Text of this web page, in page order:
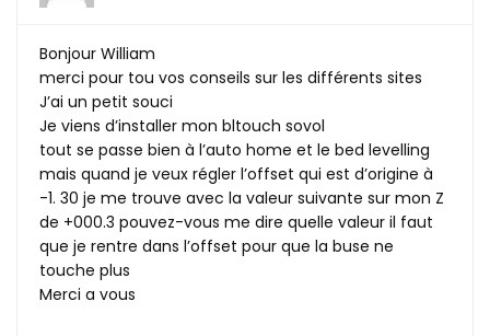
Bonjour William
merci pour tou vos conseils sur les différents sites
J’ai un petit souci
Je viens d’installer mon bltouch sovol
tout se passe bien à l’auto home et le bed levelling
mais quand je veux régler l’offset qui est d’origine à
-1. 30 je me trouve avec la valeur suivante sur mon Z
de +000.3 pouvez-vous me dire quelle valeur il faut
que je rentre dans l’offset pour que la buse ne
touche plus
Merci a vous